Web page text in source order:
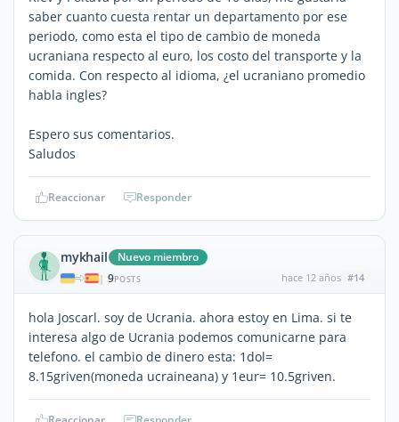
saber cuanto cuesta rentar un departamento por ese
periodo, como esta el tipo de cambio de moneda
ucraniana respecto al euro, los costo del transporte y la
comida. Con respecto al idioma, ¿el ucraniano promedio
habla ingles?
Espero sus comentarios.
Saludos
Reaccionar Responder
mykhail Nuevo miembro
| 9POSTS hace 12 años #14
hola Joscarl. soy de Ucrania. ahora estoy en Lima. si te
interesa algo de Ucrania podemos comunicarne para
telefono. el cambio de dinero esta: 1dol=
8.15griven(moneda ucraineana) y 1eur= 10.5griven.